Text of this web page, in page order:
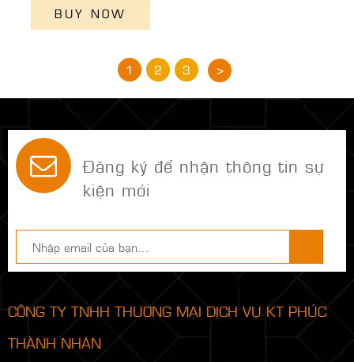
BUY NOW
1 2 3 >
Đăng ký để nhận thông tin sự
kiện mới
CÔNG TY TNHH THƯƠNG MẠI DỊCH VỤ KT PHÚC
THÀNH NHÂN